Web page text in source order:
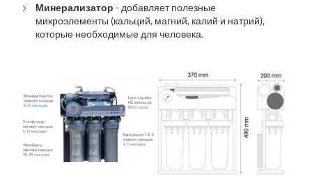
Минерализатор - добавляет полезные
микроэлементы (кальций, магний, калий и натрий),
которые необходимые для человека.